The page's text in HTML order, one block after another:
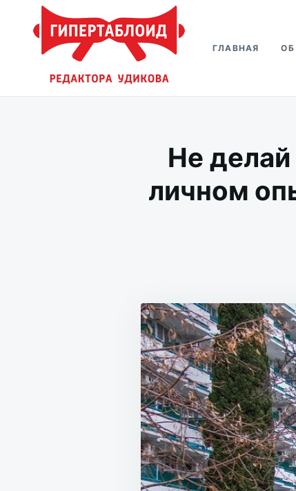
Перейти
содержимому
ГЛАВНАЯ ОБ
Не
личном